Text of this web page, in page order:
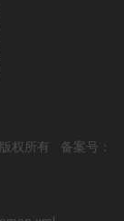
权所有 备案号：